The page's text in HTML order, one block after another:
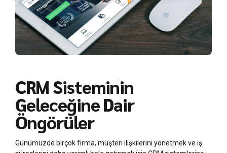
CRM Sisteminin
Geleceğine Dair
Öngörüler
Günümüzde birçok firma, müşteri ilişkilerini yönetmek ve iş